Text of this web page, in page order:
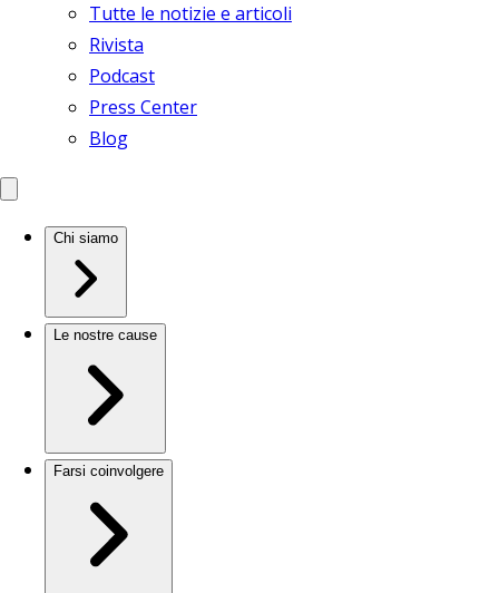
Tutte le notizie e articoli
Rivista
Podcast
Press Center
Blog
Chi siamo
Le nostre cause
Farsi coinvolgere